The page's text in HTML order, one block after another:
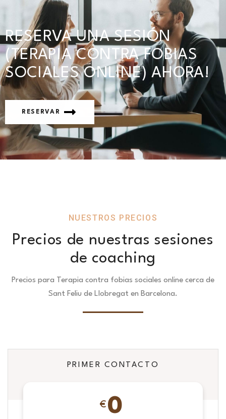
RESERVA UNA SESIÓN
(TERAPIA CONTRA FOBIAS
SOCIALES ONLINE) AHORA!
RESERVAR
NUESTROS PRECIOS
Precios de nuestras sesiones
de coaching
Precios para Terapia contra fobias sociales online cerca de
Sant Feliu de Llobregat en Barcelona.
PRIMER CONTACTO
€ 0